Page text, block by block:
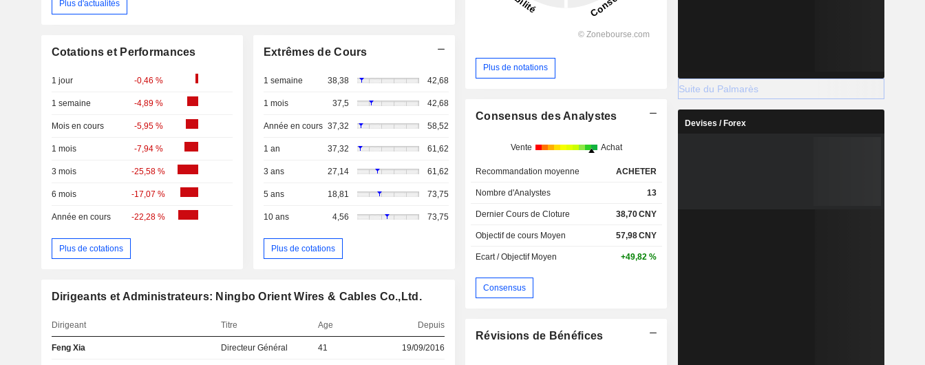
Plus d'actualités
Cotations et Performances
1 jour -0,46 %
1 semaine -4,89 %
Mois en cours -5,95 %
1 mois -7,94 %
3 mois -25,58 %
6 mois -17,07 %
Année en cours -22,28 %
Plus de cotations
Extrêmes de Cours
1 semaine 38,38 42,68
1 mois 37,5 42,68
Année en cours 37,32 58,52
1 an 37,32 61,62
3 ans 27,14 61,62
5 ans 18,81 73,75
10 ans 4,56 73,75
Plus de cotations
Dirigeants et Administrateurs: Ningbo Orient Wires & Cables Co.,Ltd.
Dirigeant Titre Age Depuis
Feng Xia Directeur Général 41 19/09/2016
Plus de notations
Consensus des Analystes
Vente Achat
Recommandation moyenne ACHETER
Nombre d'Analystes 13
Dernier Cours de Cloture 38,70CNY
Objectif de cours Moyen 57,98CNY
Ecart / Objectif Moyen +49,82 %
Consensus
Révisions de Bénéfices
Suite du Palmarès
Devises / Forex